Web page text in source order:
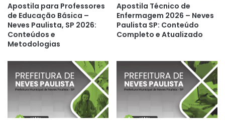
Apostila para Professores
de Educação Básica –
Neves Paulista, SP 2026:
Conteúdos e
Metodologias
Apostila Técnico de
Enfermagem 2026 – Neves
Paulista SP: Conteúdo
Completo e Atualizado